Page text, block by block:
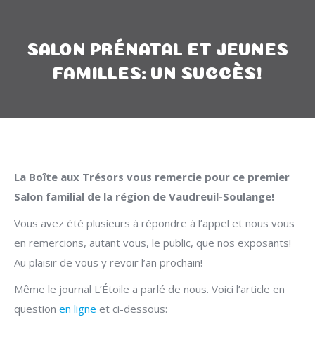
SALON PRÉNATAL ET JEUNES
FAMILLES: UN SUCCÈS!
La Boîte aux Trésors vous remercie pour ce premier
Salon familial de la région de Vaudreuil-Soulange!
Vous avez été plusieurs à répondre à l’appel et nous vous
en remercions, autant vous, le public, que nos exposants!
Au plaisir de vous y revoir l’an prochain!
Même le journal L’Étoile a parlé de nous. Voici l’article en
question en ligne et ci-dessous: